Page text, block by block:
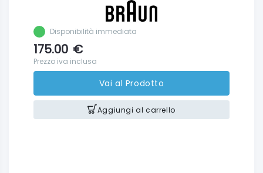
Disponibilità immediata
175.00 €
Prezzo iva inclusa
Vai al Prodotto
Aggiungi al carrello